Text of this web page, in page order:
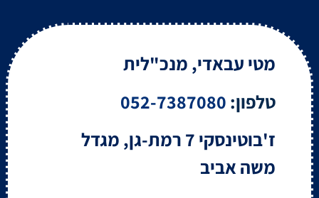
מטי עבאדי, מנכ"לית
טלפון: 052-7387080
ז'בוטינסקי 7 רמת-גן, מגדל
משה אביב